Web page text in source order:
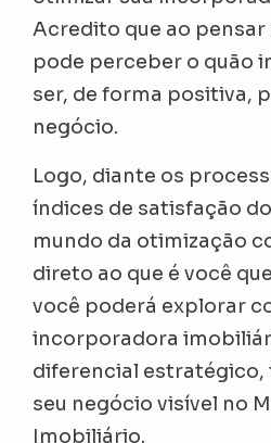
Acredito que ao pensar
pode perceber o quão
ser, de forma positiva,
negócio.
Logo, diante os
índices de satisfação
mundo da otimização
direto ao que é você
você poderá explorar
incorporadora
diferencial estratégico,
seu negócio visível no
Imobiliário.